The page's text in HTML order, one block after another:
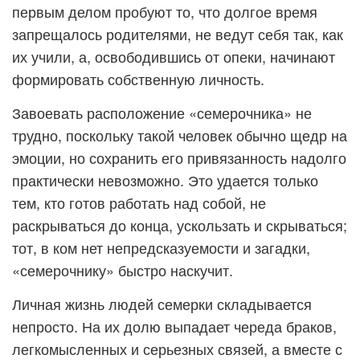
первым делом пробуют то, что долгое время
запрещалось родителями, не ведут себя так, как
их учили, а, освободившись от опеки, начинают
формировать собственную личность.
Завоевать расположение «семерочника» не
трудно, поскольку такой человек обычно щедр на
эмоции, но сохранить его привязанность надолго
практически невозможно. Это удается только
тем, кто готов работать над собой, не
раскрываться до конца, ускользать и скрываться;
тот, в ком нет непредсказуемости и загадки,
«семерочнику» быстро наскучит.
Личная жизнь людей семерки складывается
непросто. На их долю выпадает череда браков,
легкомысленных и серьезных связей, а вместе с